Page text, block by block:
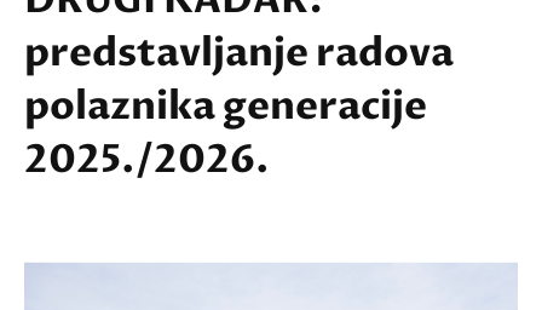
predstavljanje radova
polaznika generacije
2025./2026.